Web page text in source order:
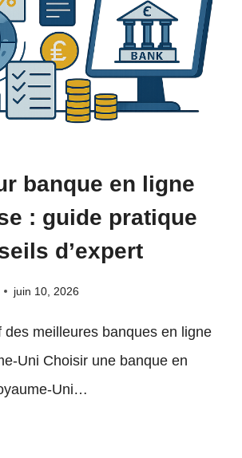
banque en ligne
: guide pratique
d’expert
juin 10, 2026
des meilleures banques en ligne
Uni Choisir une banque en
Uni…